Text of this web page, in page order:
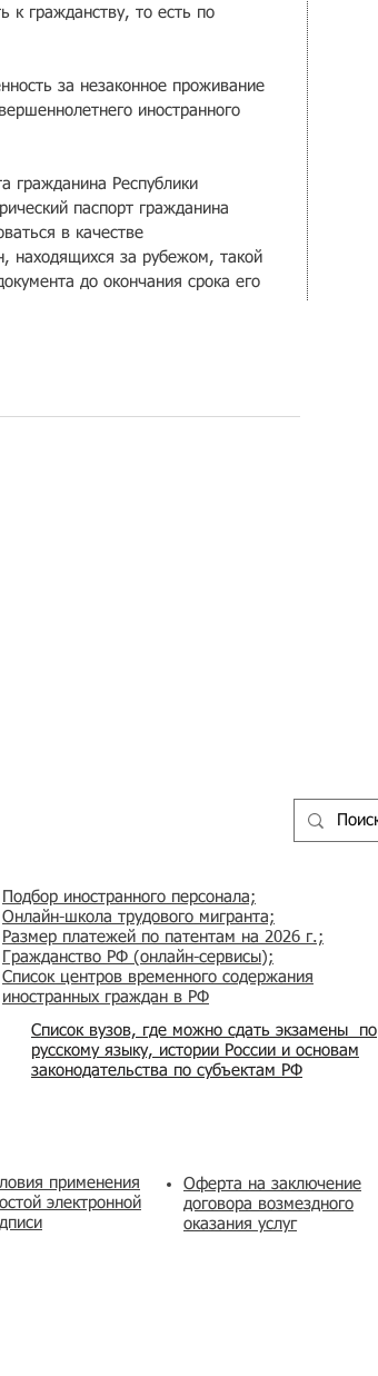
к гражданству, то есть по
за незаконное проживание
иностранного
гражданина Республики
паспорт гражданина
в качестве
находящихся за рубежом, такой
до окончания срока его
Список вузов, где можно сдать экзамены по
русскому языку, истории России и основам
законодательства по субъектам РФ
Подбор иностранного персонала;
Онлайн-школа трудового мигранта;
Размер платежей по патентам на 2026 г.;
Гражданство РФ (онлайн-сервисы);
Список центров временного содержания
иностранных граждан в РФ
применения
электронной
​Оферта на заключение
договора возмездного
оказания услуг